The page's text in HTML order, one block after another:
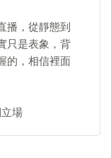
播，從靜態到
只是表象，背
的，相信裡面
場